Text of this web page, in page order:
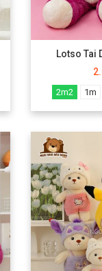
Lotso Tai
2m2 1m